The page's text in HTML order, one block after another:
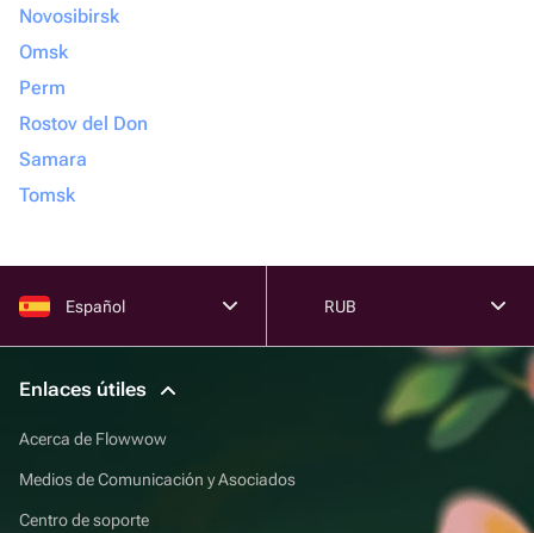
Novosibirsk
Omsk
Perm
Rostov del Don
Samara
Tomsk
Español RUB
Enlaces útiles
Acerca de Flowwow
Medios de Comunicación y Asociados
Centro de soporte